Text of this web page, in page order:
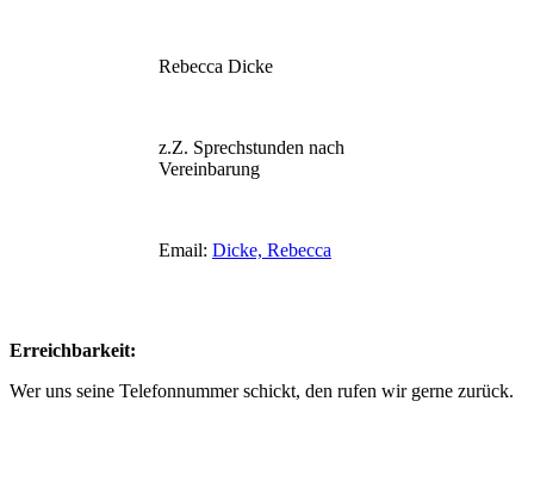
Rebecca Dicke
z.Z. Sprechstunden nach
Vereinbarung
Email: Dicke, Rebecca
Erreichbarkeit:
Wer uns seine Telefonnummer schickt, den rufen wir gerne zurück.